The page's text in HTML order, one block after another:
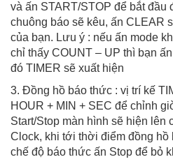
và ấn START/STOP để bắt
chuông báo sẽ kêu, ấn CLEAR
của bạn. Lưu ý : nếu ấn mode
chỉ thấy COUNT – UP thì bạn
đó TIMER sẽ xuất hiện
3. Đồng hồ báo thức : vị trí kế
HOUR + MIN + SEC để chỉnh
Start/Stop màn hình sẽ hiện lên
Clock, khi tới thời điểm đồng hồ
chế độ báo thức ấn Stop để bỏ